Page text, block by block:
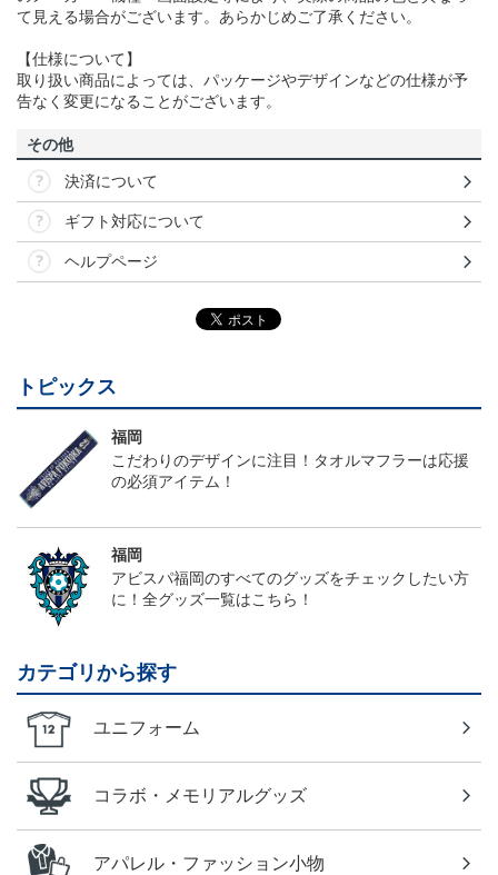
て見える場合がございます。あらかじめご了承ください。
【仕様について】
取り扱い商品によっては、パッケージやデザインなどの仕様が予
告なく変更になることがございます。
その他
決済について
ギフト対応について
ヘルプページ
トピックス
福岡
こだわりのデザインに注目！タオルマフラーは応援
の必須アイテム！
福岡
アビスパ福岡のすべてのグッズをチェックしたい方
に！全グッズ一覧はこちら！
カテゴリから探す
ユニフォーム
コラボ・メモリアルグッズ
アパレル・ファッション小物